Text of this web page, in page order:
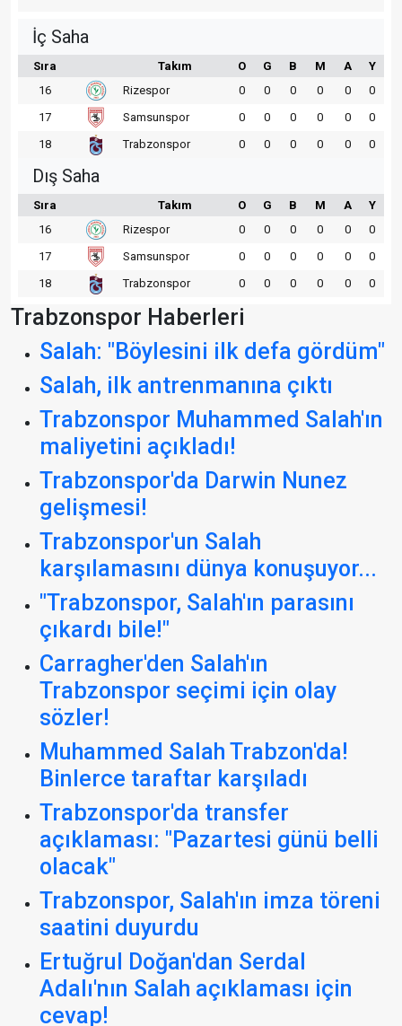
İç Saha
Sıra Takım O G B M A
Y
16
Rizespor 0 0 0 0 0
0
17
Samsunspor 0 0 0 0 0
0
18
Trabzonspor 0 0 0 0 0 0
Dış Saha
Sıra Takım O G B M A
Y
16
Rizespor 0 0 0 0 0
0
17
Samsunspor 0 0 0 0 0
0
18
Trabzonspor 0 0 0 0 0 0
Trabzonspor Haberleri
Salah: "Böylesini ilk defa gördüm"
Salah, ilk antrenmanına çıktı
Trabzonspor Muhammed Salah'ın
maliyetini açıkladı!
Trabzonspor'da Darwin Nunez
gelişmesi!
Trabzonspor'un Salah
karşılamasını dünya konuşuyor...
"Trabzonspor, Salah'ın parasını
çıkardı bile!"
Carragher'den Salah'ın
Trabzonspor seçimi için olay
sözler!
Muhammed Salah Trabzon'da!
Binlerce taraftar karşıladı
Trabzonspor'da transfer
açıklaması: "Pazartesi günü belli
olacak"
Trabzonspor, Salah'ın imza töreni
saatini duyurdu
Ertuğrul Doğan'dan Serdal
Adalı'nın Salah açıklaması için
cevap!